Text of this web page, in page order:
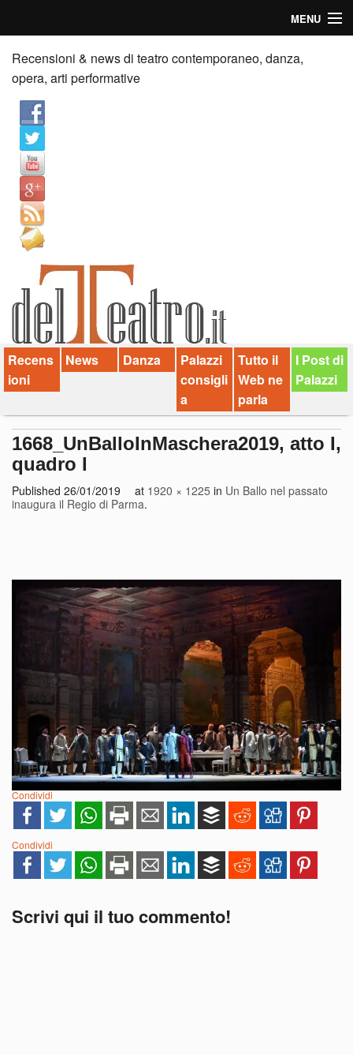
MENU
Home
Recensioni
Anticipazioni
News
Palazzi consiglia
Video
Chi siamo
Contatti
dT in English
Recensioni & news di teatro contemporaneo, danza,
opera, arti performative
Recens
ioni
News Danza
Palazzi
consigli
a
Tutto il
Web ne
parla
I Post di
Palazzi
1668_UnBalloInMaschera2019, atto I,
quadro I
Published 26/01/2019 at 1920 × 1225 in Un Ballo nel passato
inaugura il Regio di Parma.
Condividi
Condividi
Scrivi qui il tuo commento!